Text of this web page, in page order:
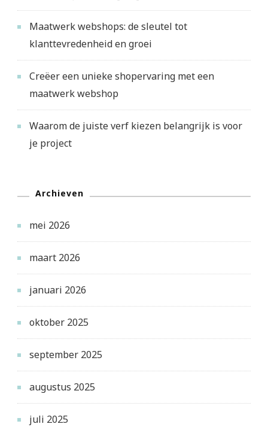
Maatwerk webshops: de sleutel tot
klanttevredenheid en groei
Creëer een unieke shopervaring met een
maatwerk webshop
Waarom de juiste verf kiezen belangrijk is voor
je project
Archieven
mei 2026
maart 2026
januari 2026
oktober 2025
september 2025
augustus 2025
juli 2025